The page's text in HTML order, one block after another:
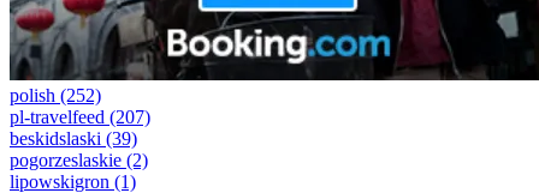
polish (252)
pl-travelfeed (207)
beskidslaski (39)
pogorzeslaskie (2)
lipowskigron (1)